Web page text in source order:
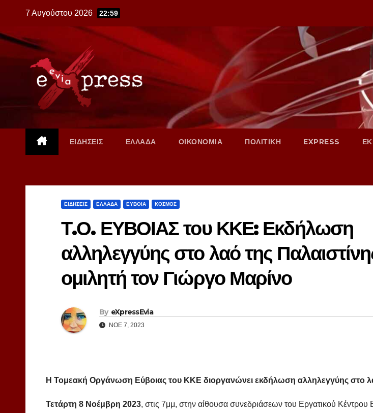
content
7 Αυγούστου 2026 22:59
ΕΙΔΗΣΕΙΣ ΕΛΛΑΔΑ ΟΙΚΟΝΟΜΙΑ ΠΟΛΙΤΙΚΗ EXPRESS
ΕΙΔΗΣΕΙΣ ΕΛΛΑΔΑ ΕΥΒΟΙΑ ΚΟΣΜΟΣ
Τ.Ο. ΕΥΒΟΙΑΣ του ΚΚΕ: Εκδήλωση
αλληλεγγύης στο λαό της
ομιλητή τον Γιώργο Μαρίνο
By eXpressEvia
ΝΟΈ 7, 2023
Η Τομεακή Οργάνωση Εύβοιας του ΚΚΕ διοργανώνει εκδήλωση αλληλεγγύης στο
Τετάρτη 8 Νοέμβρη 2023, στις 7μμ, στην αίθουσα συνεδριάσεων του Εργατικού Κέντρου